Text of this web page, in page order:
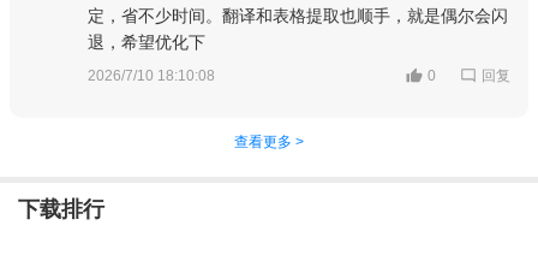
定，省不少时间。翻译和表格提取也顺手，就是偶尔会闪
退，希望优化下
2026/7/10 18:10:08 0 回复
查看更多 >
下载排行